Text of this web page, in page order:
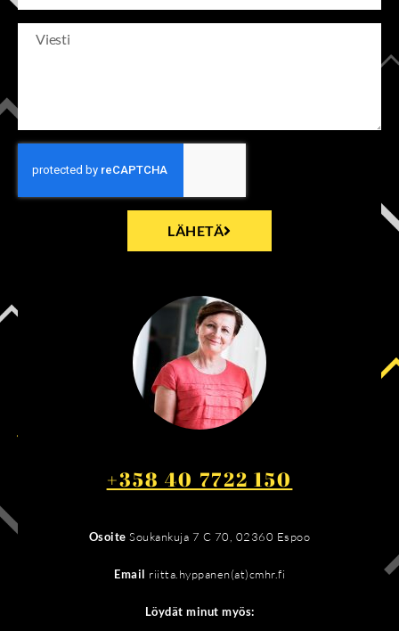
LÄHETÄ
+358 40 7722 150
OsoiteSoukankuja 7 C 70, 02360 Espoo
Email riitta.hyppanen(at)cmhr.fi
Löydät minut myös: